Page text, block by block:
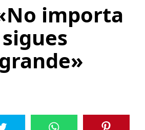
importa